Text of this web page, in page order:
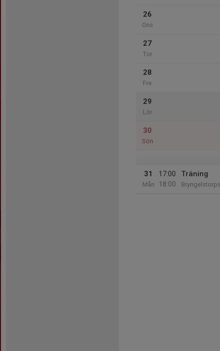
26
Ons
27
Tor
28
Fre
29
Lör
30
Sön
31
Mån
17:00
18:00
Träning